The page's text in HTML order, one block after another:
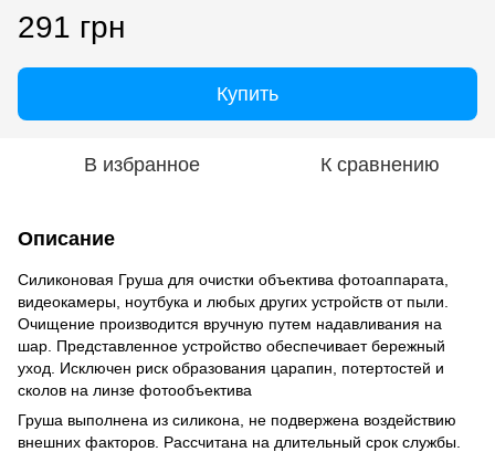
291 грн
Купить
В избранное К сравнению
Описание
Силиконовая Груша для очистки объектива фотоаппарата,
видеокамеры, ноутбука и любых других устройств от пыли.
Очищение производится вручную путем надавливания на
шар. Представленное устройство обеспечивает бережный
уход. Исключен риск образования царапин, потертостей и
сколов на линзе фотообъектива
Груша выполнена из силикона, не подвержена воздействию
внешних факторов. Рассчитана на длительный срок службы.